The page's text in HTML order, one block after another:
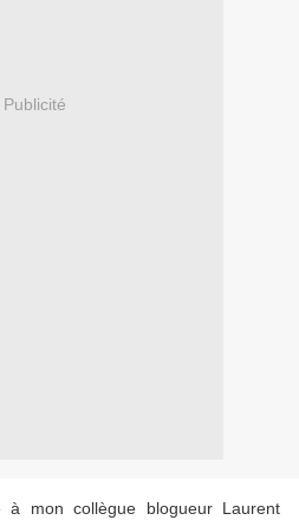
Publicité
mon collègue blogueur Laurent